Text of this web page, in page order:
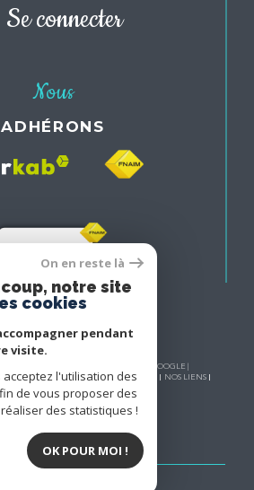
Se connecter
Nous
ADHÉRONS
RÉSERVÉS | TRADUCTION POWERED BY GOOGLE |
SITE MENTIONS LÉGALES ADMIN
NOS LIENS
POLITIQUE RGPD
On en reste là
notre site
cookies
pendant
visite.
l'utilisation des
de vous proposer des
des statistiques !
OK POUR MOI !